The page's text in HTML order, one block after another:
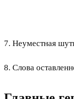
7. Неуместная
8. Слова